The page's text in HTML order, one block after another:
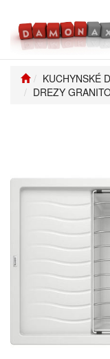
KUCHYNSKÉ
DREZY